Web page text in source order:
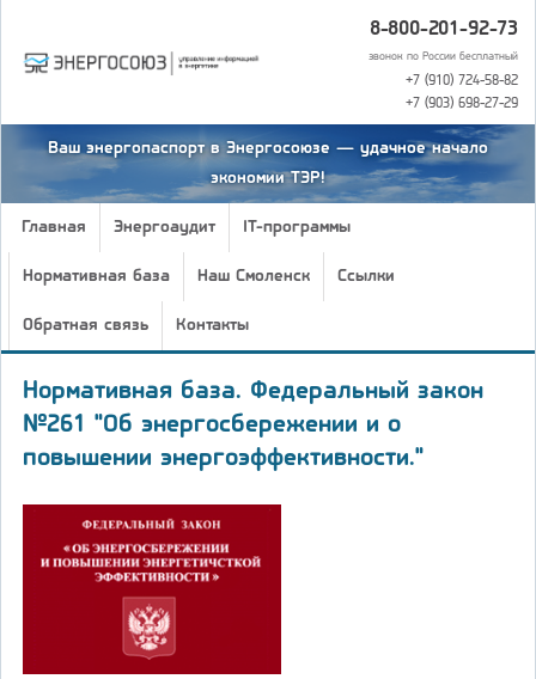
8-800-201-92-73
звонок по России бесплатный
+7 (910) 724-58-82
+7 (903) 698-27-29
Ваш энергопаспорт в Энергосоюзе — удачное начало
экономии ТЭР!
Главная Энергоаудит IT-программы
Нормативная база Наш Смоленск Ссылки
Обратная связь Контакты
Нормативная база. Федеральный закон
№261 "Об энергосбережении и о
повышении энергоэффективности."